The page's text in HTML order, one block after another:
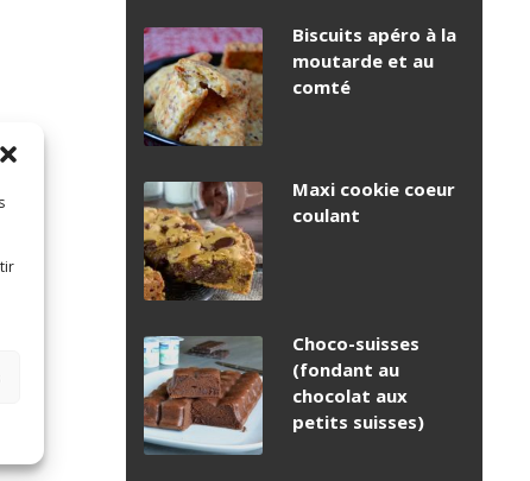
Biscuits apéro à la
moutarde et au
comté
Maxi cookie coeur
coulant
Choco-suisses
(fondant au
chocolat aux
petits suisses)